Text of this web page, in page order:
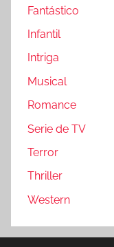
Fantástico
Infantil
Intriga
Musical
Romance
Serie de TV
Terror
Thriller
Western